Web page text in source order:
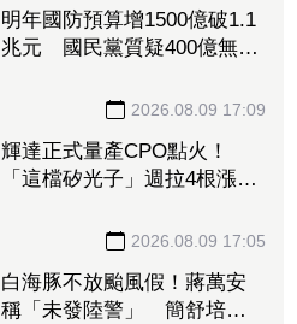
明年國防預算增1500億破1.1
兆元 國民黨質疑400億無人
2026.08.09 17:09
輝達正式量產CPO點火！
「這檔矽光子」週拉4根漲
2026.08.09 17:05
白海豚不放颱風假！蔣萬安
稱「未發陸警」 簡舒培轟